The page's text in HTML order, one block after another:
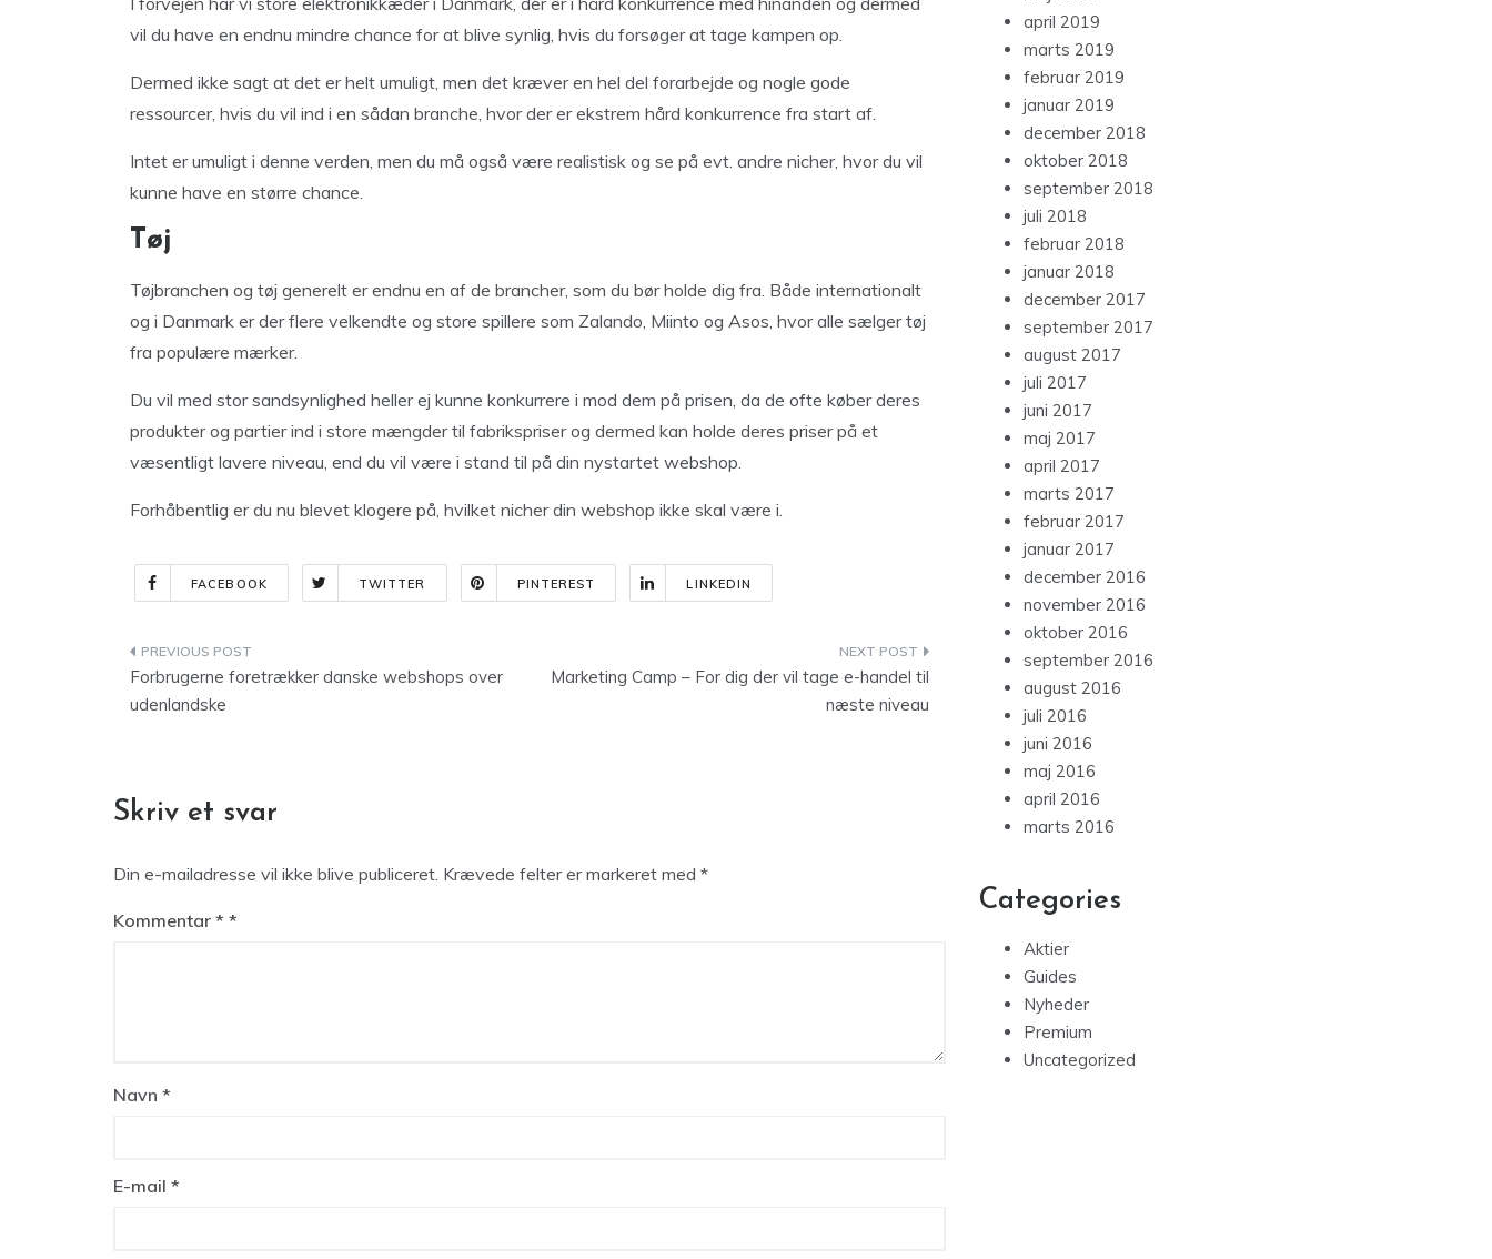
vil du have en endnu mindre chance for at blive synlig, hvis du forsøger at tage kampen op.
Dermed ikke sagt at det er helt umuligt, men det kræver en hel del forarbejde og nogle gode
ressourcer, hvis du vil ind i en sådan branche, hvor der er ekstrem hård konkurrence fra start af.
Intet er umuligt i denne verden, men du må også være realistisk og se på evt. andre nicher, hvor du vil
kunne have en større chance.
Tøj
Tøjbranchen og tøj generelt er endnu en af de brancher, som du bør holde dig fra. Både internationalt
og i Danmark er der flere velkendte og store spillere som Zalando, Miinto og Asos, hvor alle sælger tøj
fra populære mærker.
Du vil med stor sandsynlighed heller ej kunne konkurrere i mod dem på prisen, da de ofte køber deres
produkter og partier ind i store mængder til fabrikspriser og dermed kan holde deres priser på et
væsentligt lavere niveau, end du vil være i stand til på din nystartet webshop.
Forhåbentlig er du nu blevet klogere på, hvilket nicher din webshop ikke skal være i.
FACEBOOK TWITTER PINTEREST LINKEDIN
Indlægsnavigation
Forbrugerne foretrækker danske webshops over
udenlandske
Marketing Camp – For dig der vil tage e-handel til
næste niveau
Skriv et svar
Din e-mailadresse vil ikke blive publiceret. Krævede felter er markeret med *
Kommentar *
Navn *
E-mail *
april 2019
marts 2019
februar 2019
januar 2019
december 2018
oktober 2018
september 2018
juli 2018
februar 2018
januar 2018
december 2017
september 2017
august 2017
juli 2017
juni 2017
maj 2017
april 2017
marts 2017
februar 2017
januar 2017
december 2016
november 2016
oktober 2016
september 2016
august 2016
juli 2016
juni 2016
maj 2016
april 2016
marts 2016
Categories
Aktier
Guides
Nyheder
Premium
Uncategorized